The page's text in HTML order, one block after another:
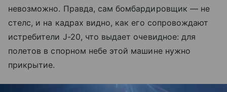
невозможно. Правда, сам бомбардировщик — не
стелс, и на кадрах видно, как его сопровождают
истребители J-20, что выдает очевидное: для
полетов в спорном небе этой машине нужно
прикрытие.